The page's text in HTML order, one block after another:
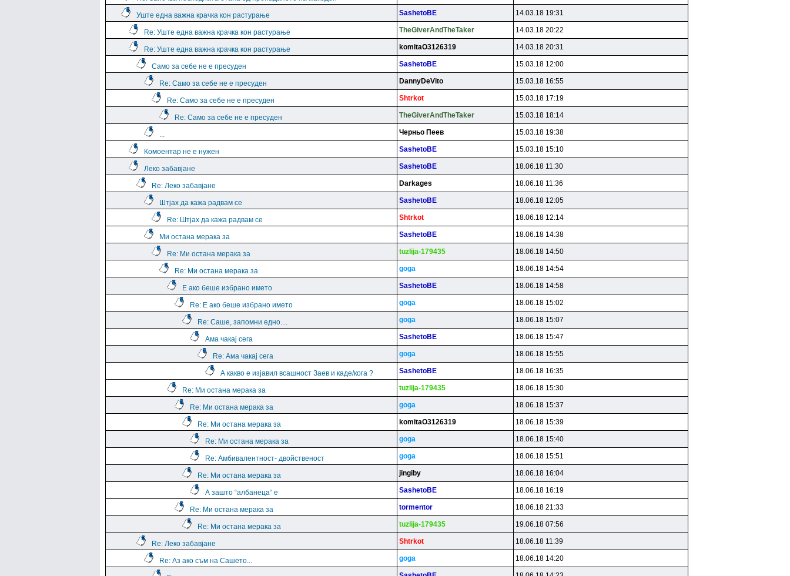
Уште една важна крачка кон растурање SashetoBE 14.03.18 19:31
Re: Уште една важна крачка кон растурање TheGiverAndTheTaker 14.03.18 20:22
Re: Уште една важна крачка кон растурање komitaO3126319 14.03.18 20:31
Само за себе не е пресуден SashetoBE 15.03.18 12:00
Re: Само за себе не е пресуден DannyDeVito 15.03.18 16:55
Re: Само за себе не е пресуден Shtrkot 15.03.18 17:19
Re: Само за себе не е пресуден TheGiverAndTheTaker 15.03.18 18:14
... Чepньo Пeeв 15.03.18 19:38
Комоентар не е нужен SashetoBE 15.03.18 15:10
Леко забавјане SashetoBE 18.06.18 11:30
Re: Леко забавјане Darkages 18.06.18 11:36
Штјах да кажа радвам се SashetoBE 18.06.18 12:05
Re: Штјах да кажа радвам се Shtrkot 18.06.18 12:14
Ми остана мерака за SashetoBE 18.06.18 14:38
Re: Ми остана мерака за tuzlija-179435 18.06.18 14:50
Re: Ми остана мерака за goga 18.06.18 14:54
Е ако беше избрано името SashetoBE 18.06.18 14:58
Re: Е ако беше избрано името goga 18.06.18 15:02
Re: Саше, запомни едно.... goga 18.06.18 15:07
Ама чакај сега SashetoBE 18.06.18 15:47
Re: Ама чакај сега goga 18.06.18 15:55
А какво е изјавил всашност Заев и каде/кога ? SashetoBE 18.06.18 16:35
Re: Ми остана мерака за tuzlija-179435 18.06.18 15:30
Re: Ми остана мерака за goga 18.06.18 15:37
Re: Ми остана мерака за komitaO3126319 18.06.18 15:39
Re: Ми остана мерака за goga 18.06.18 15:40
Re: Амбивалентност- двойственост goga 18.06.18 15:51
Re: Ми остана мерака за jingiby 18.06.18 16:04
А зашто “албанеца“ е SashetoBE 18.06.18 16:19
Re: Ми остана мерака за tormentor 18.06.18 21:33
Re: Ми остана мерака за tuzlija-179435 19.06.18 07:56
Re: Леко забавјане Shtrkot 18.06.18 11:39
Re: Аз ако съм на Сашето... goga 18.06.18 14:20